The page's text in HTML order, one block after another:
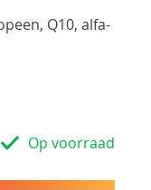
Q10, alfa-
Op voorraad